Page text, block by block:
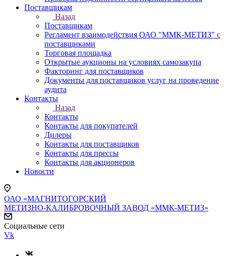
Поставщикам
Назад
Поставщикам
Регламент взаимодействия ОАО "ММК-МЕТИЗ" с
поставщиками
Торговая площадка
Открытые аукционы на условиях самозакупа
Факторинг для поставщиков
Документы для поставщиков услуг на проведение
аудита
Контакты
Назад
Контакты
Контакты для покупателей
Дилеры
Контакты для поставщиков
Контакты для прессы
Контакты для акционеров
Новости
ОАО «МАГНИТОГОРСКИЙ
МЕТИЗНО-КАЛИБРОВОЧНЫЙ ЗАВОД «ММК-МЕТИЗ»
Социальные сети
Vk